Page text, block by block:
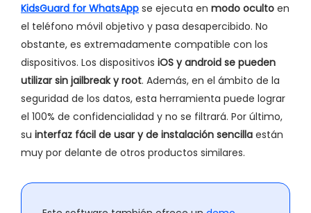
KidsGuard for WhatsApp se ejecuta en modo oculto en
el teléfono móvil objetivo y pasa desapercibido. No
obstante, es extremadamente compatible con los
dispositivos. Los dispositivos iOS y android se pueden
utilizar sin jailbreak y root. Además, en el ámbito de la
seguridad de los datos, esta herramienta puede lograr
el 100% de confidencialidad y no se filtrará. Por último,
su interfaz fácil de usar y de instalación sencilla están
muy por delante de otros productos similares.